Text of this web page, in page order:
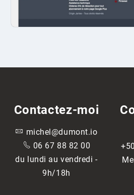
Contactez-moi
 michel@dumont.io
 06 67 88 82 00
du lundi au vendredi -
9h/18h